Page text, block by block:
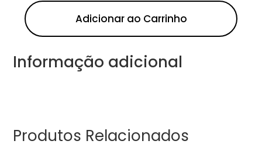
Adicionar ao Carrinho
Informação adicional
Produtos Relacionados